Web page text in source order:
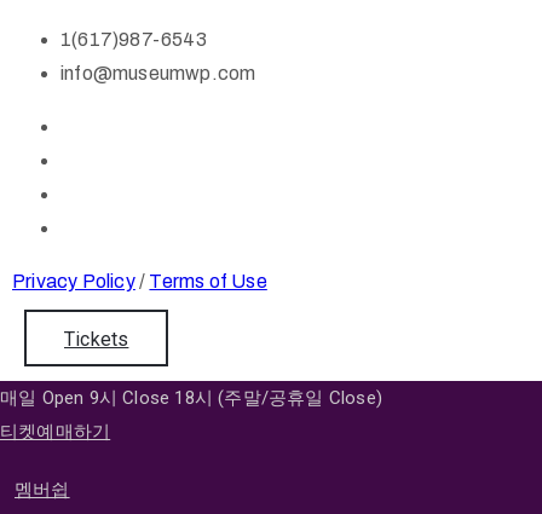
1(617)987-6543
info@museumwp.com
Privacy Policy/ Terms of Use
Tickets
매일 Open 9시 Close 18시 (주말/공휴일 Close)
티켓예매하기
멤버쉽